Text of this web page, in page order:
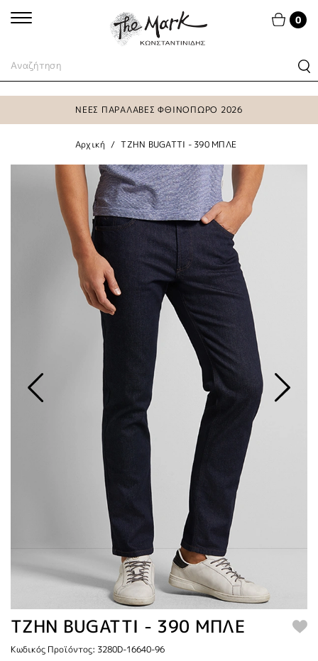
0
ΝΕΕΣ ΠΑΡΑΛΑΒΕΣ ΦΘΙΝΟΠΩΡΟ 2026
Αρχική TZΗN BUGATTI - 390 ΜΠΛΕ
TZΗN BUGATTI - 390 ΜΠΛΕ
Κωδικός Προϊόντος: 3280D-16640-96